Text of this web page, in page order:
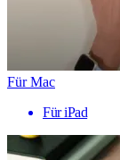
Für Mac
Für iPad